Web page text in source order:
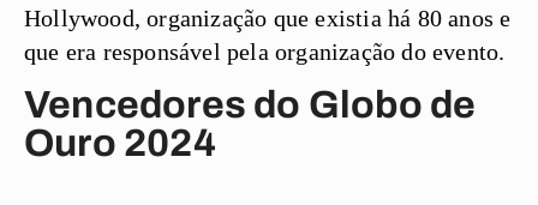
Hollywood, organização que existia há 80 anos e
que era responsável pela organização do evento.
Vencedores do Globo de
Ouro 2024